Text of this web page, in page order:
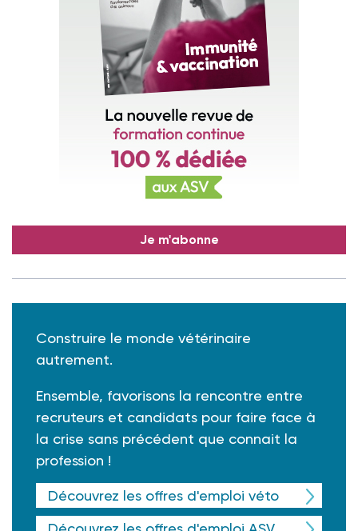
Je m'abonne
Construire le monde vétérinaire
autrement.
Ensemble, favorisons la rencontre entre
recruteurs et candidats pour faire face à
la crise sans précédent que connait la
profession !
Découvrez les offres d'emploi véto